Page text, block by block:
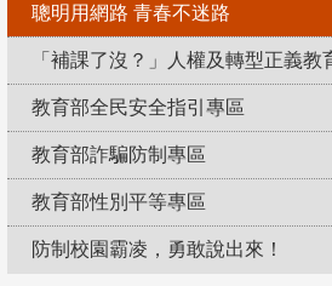
聰明用網路 青春不迷路
「補課了沒？」人權及轉型正義教
教育部全民安全指引專區
教育部詐騙防制專區
教育部性別平等專區
防制校園霸凌，勇敢說出來！